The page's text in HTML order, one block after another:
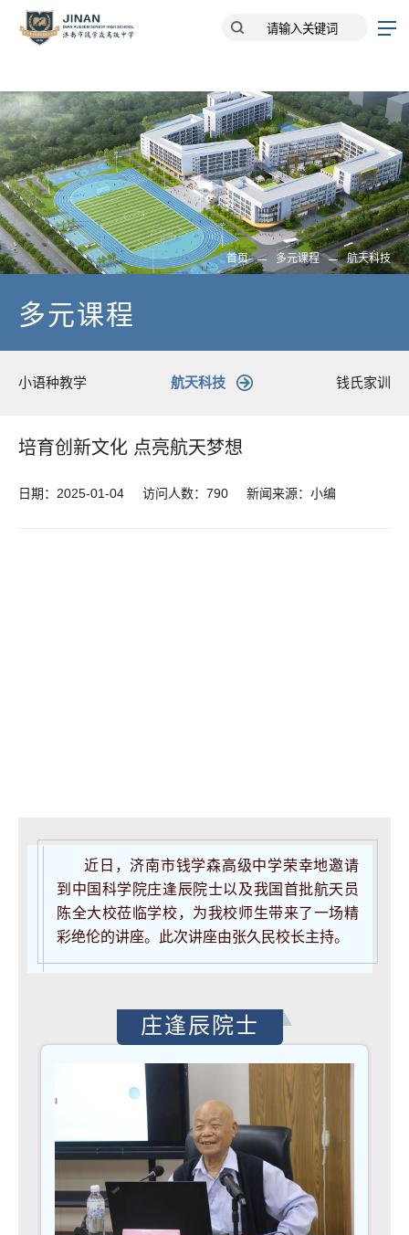
首页 多元课程 航天科技
多元课程
小语种教学 航天科技 钱氏家训
培育创新文化 点亮航天梦想
日期：2025-01-04 访问人数： 790 新闻来源：小编
近日，济南市钱学森高级中学荣幸地邀请
到中国科学院庄逢辰院士以及我国首批航天员
陈全大校莅临学校，为我校师生带来了一场精
彩绝伦的讲座。此次讲座由张久民校长主持。
庄逢辰院士